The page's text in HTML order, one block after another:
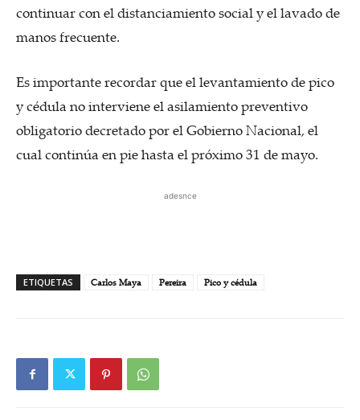
continuar con el distanciamiento social y el lavado de
manos frecuente.
Es importante recordar que el levantamiento de pico
y cédula no interviene el asilamiento preventivo
obligatorio decretado por el Gobierno Nacional, el
cual continúa en pie hasta el próximo 31 de mayo.
adesnce
ETIQUETAS Carlos Maya Pereira Pico y cédula